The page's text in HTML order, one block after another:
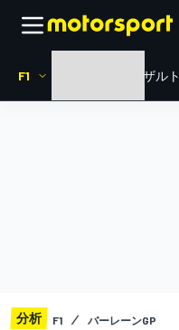
F1 リザルト
分析 F1 バーレーンGP